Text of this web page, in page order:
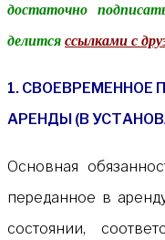
достаточно
делится ссылками с
1. СВОЕВРЕМЕННОЕ
АРЕНДЫ (В
Основная
переданное в
состоянии,